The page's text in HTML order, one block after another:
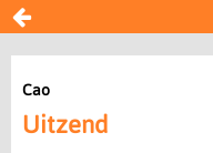

Uitzend
Cao
Uitzend